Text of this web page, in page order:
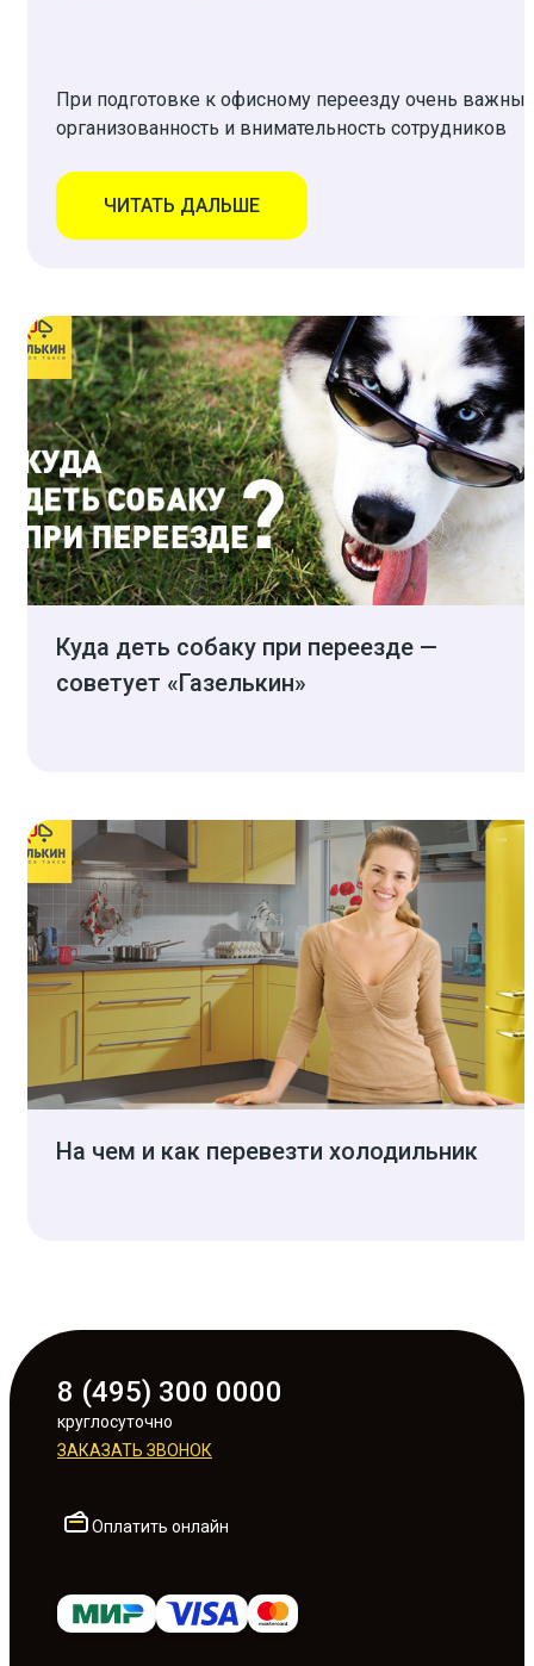
При подготовке к офисному переезду очень важны
организованность и внимательность сотрудников
ЧИТАТЬ ДАЛЬШЕ
Куда деть собаку при переезде —
советует «Газелькин»
На чем и как перевезти холодильник
8 (495) 300 0000
круглосуточно
ЗАКАЗАТЬ ЗВОНОК
Оплатить онлайн